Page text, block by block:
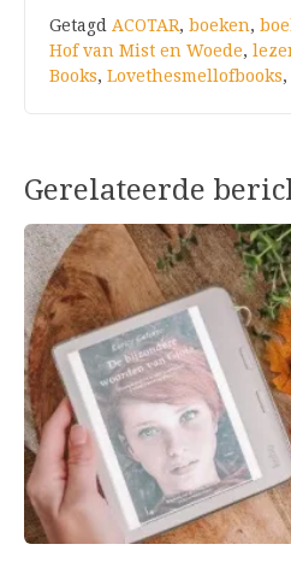
Getagd ACOTAR, boeken,
Hof van Mist en Woede,
Books, Lovethesmellofbooks,
Gerelateerde